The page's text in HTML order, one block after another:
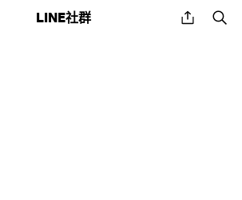
LINE社群 share